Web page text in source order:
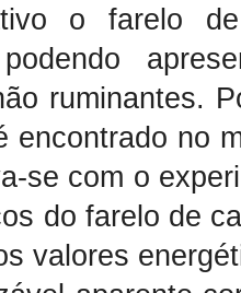
o farelo
podendo
ruminantes.
encontrado no
se com o
do farelo de
valores